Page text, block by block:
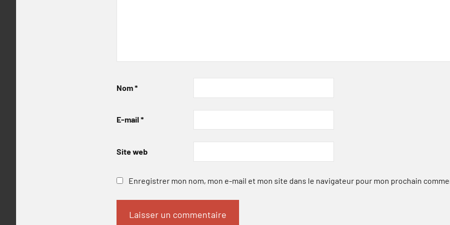
Nom*
E-mail *
Site web
Enregistrer mon nom, mon e-mail et mon site dans le navigateur pour mon prochain